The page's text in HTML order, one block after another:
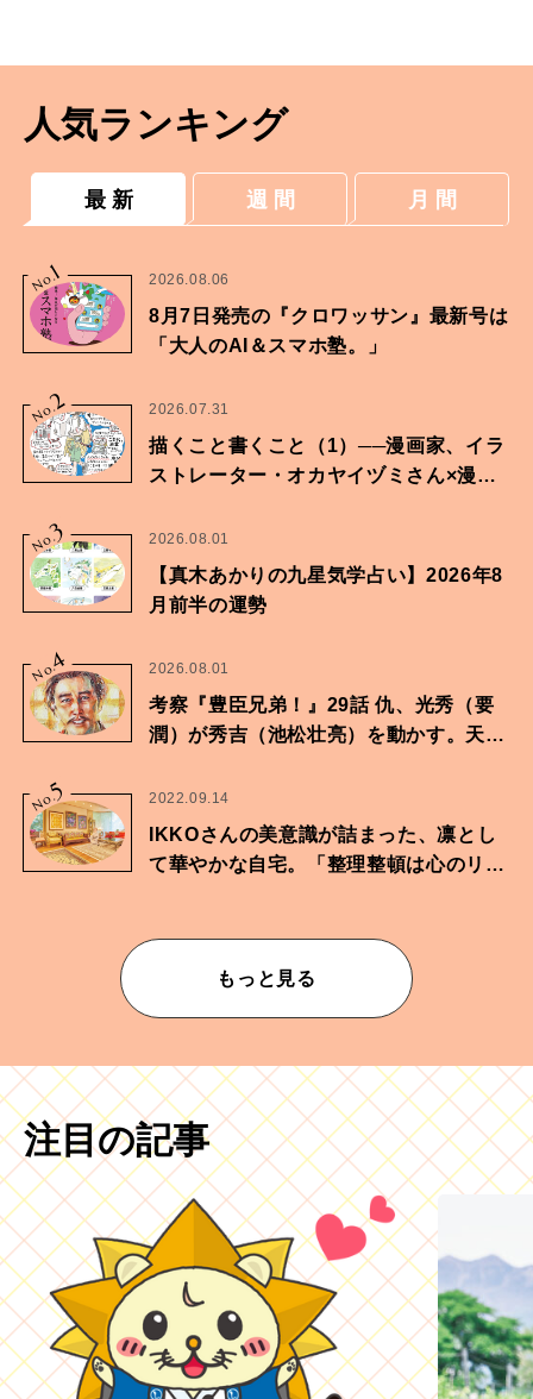
人気ランキング
最 新 週 間 月 間
No.
1 2026.08.06
8月7日発売の『クロワッサン』最新号は
「大人のAI＆スマホ塾。」
No.2 2026.07.31
描くこと書くこと（1）──漫画家、イラ
ストレーター・オカヤイヅミさん×漫画
No.
3 2026.08.01
【真木あかりの九星気学占い】2026年8
月前半の運勢
No.
4 2026.08.01
考察『豊臣兄弟！』29話 仇、光秀（要
潤）が秀吉（池松壮亮）を動かす。天下
No.
5 2022.09.14
IKKOさんの美意識が詰まった、凛とし
て華やかな自宅。「整理整頓は心のリズ
もっと見る
注目の記事